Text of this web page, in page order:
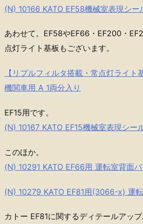
(N) 10166 KATO EF58機械室表現シー
あわせて。EF58やEF66・EF200・
点灯ライト基板もございます。
【リプルフィルタ搭載・常点灯ライト
機関車用 A 1両分入り
EF15用です。
(N) 10167 KATO EF15機械室表現シー
このほか。
(N) 10291 KATO EF66用 運転室背面
(N) 10279 KATO EF81用(3066-x) 運
カトー EF81に関するディテールアッ